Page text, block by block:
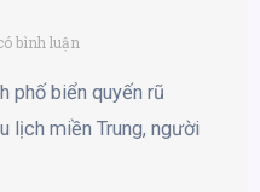
bình luận
phố biển quyến rũ
lịch miền Trung, người